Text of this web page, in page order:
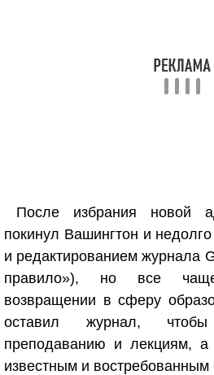
После избрания новой
покинул Вашингтон и
и редактированием журнала
правило»), но все
возвращении в сферу
оставил журнал,
преподаванию и лекциям, а
известным и востребованным